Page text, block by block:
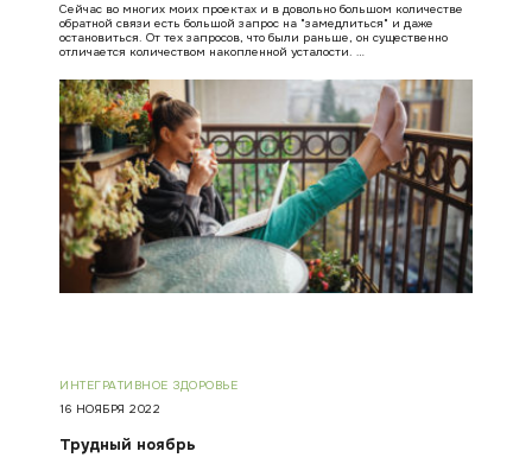
Сейчас во многих моих проектах и в довольно большом количестве
обратной связи есть большой запрос на "замедлиться" и даже
остановиться. От тех запросов, что были раньше, он существенно
отличается количеством накопленной усталости. …
ИНТЕГРАТИВНОЕ ЗДОРОВЬЕ
16 НОЯБРЯ 2022
Трудный ноябрь